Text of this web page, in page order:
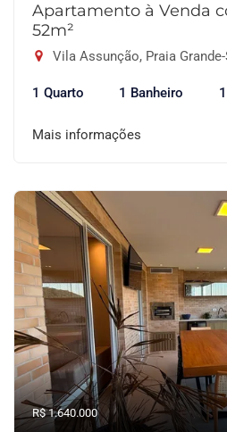
Apartamento à Venda
52m²
Vila Assunção, Praia Grande-
1 Quarto 1 Banheiro
Mais informações
R$ 1.640.000